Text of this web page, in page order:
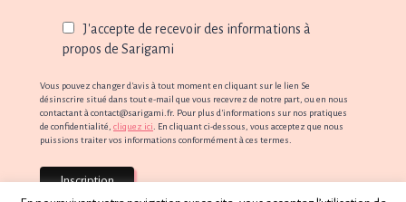
J'accepte de recevoir des informations à
propos de Sarigami
Vous pouvez changer d'avis à tout moment en cliquant sur le lien Se
désinscrire situé dans tout e-mail que vous recevrez de notre part, ou en nous
contactant à contact@sarigami.fr. Pour plus d'informations sur nos pratiques
de confidentialité, cliquez ici . En cliquant ci-dessous, vous acceptez que nous
puissions traiter vos informations conformément à ces termes.